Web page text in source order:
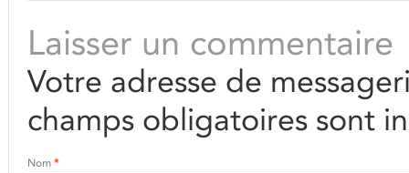
Laisser un commentaire
Votre adresse de
champs obligatoires sont
Nom *